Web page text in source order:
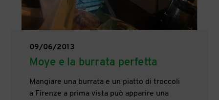
09/06/2013
Moye e la burrata perfetta
Mangiare una burrata e un piatto di troccoli
a Firenze a prima vista può apparire una